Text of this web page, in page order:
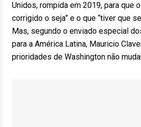
Unidos, rompida em 2019, para que
corrigido o seja” e o que “tiver que
Mas, segundo o enviado especial
para a América Latina, Mauricio
prioridades de Washington não